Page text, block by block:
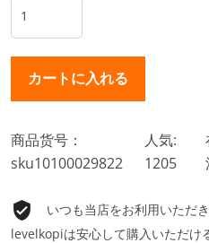
商品货号：
sku10100029822
人気:
1205
いつも当店をお利用いただ
levelkopiは安心して購入いただけ